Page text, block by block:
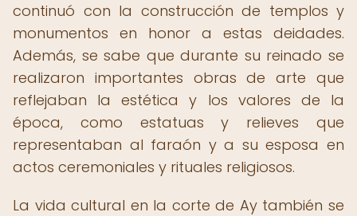
continuó con la construcción de templos y
monumentos en honor a estas deidades.
Además, se sabe que durante su reinado se
realizaron importantes obras de arte que
reflejaban la estética y los valores de la
época, como estatuas y relieves que
representaban al faraón y a su esposa en
actos ceremoniales y rituales religiosos.
La vida cultural en la corte de Ay también se